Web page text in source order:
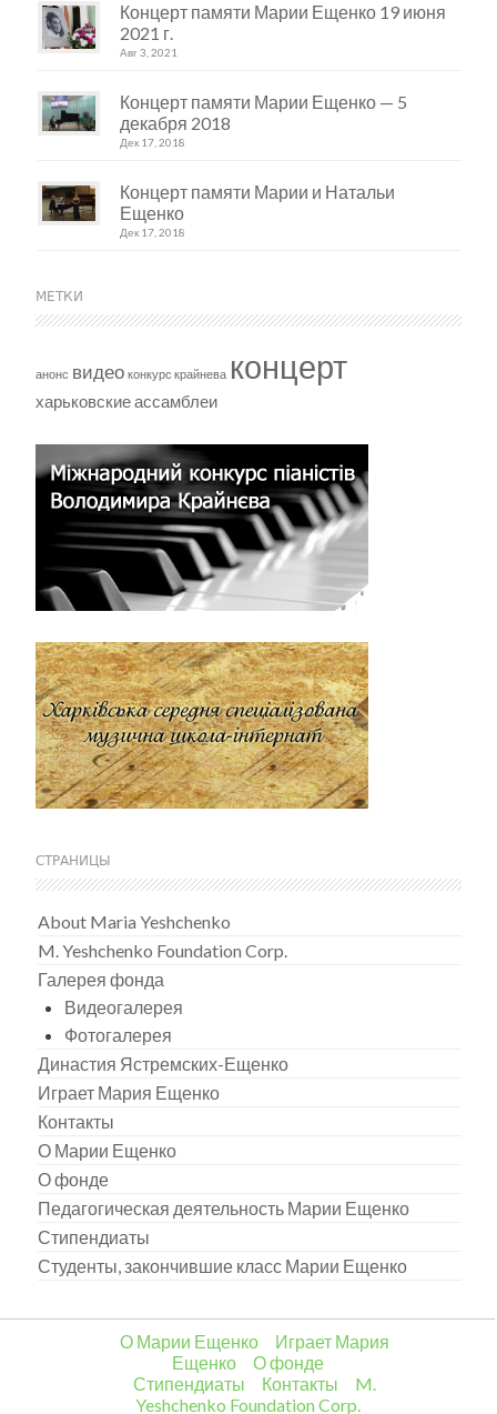
Концерт памяти Марии Ещенко 19 июня
2021 г.
Авг 3, 2021
Концерт памяти Марии Ещенко — 5
декабря 2018
Дек 17, 2018
Концерт памяти Марии и Натальи
Ещенко
Дек 17, 2018
МЕТКИ
анонс видео конкурс крайнева концерт
харьковские ассамблеи
СТРАНИЦЫ
About Maria Yeshchenko
M. Yeshchenko Foundation Corp.
Галерея фонда
Видеогалерея
Фотогалерея
Династия Ястремских-Ещенко
Играет Мария Ещенко
Контакты
О Марии Ещенко
О фонде
Педагогическая деятельность Марии Ещенко
Стипендиаты
Студенты, закончившие класс Марии Ещенко
О Марии Ещенко
Играет Мария
Ещенко
О фонде
Стипендиаты
Контакты
M.
Yeshchenko Foundation Corp.